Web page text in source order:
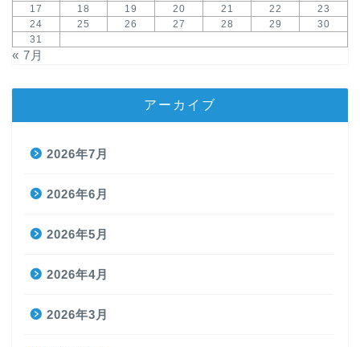
17
18 19 20 21 22
23
24
25 26 27 28 29
30
31
« 7月
アーカイブ
2026年7月
2026年6月
2026年5月
2026年4月
2026年3月